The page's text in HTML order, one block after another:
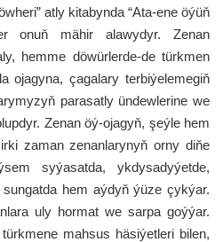
atly kitabynda “Ata-ene öýüň
onuň mähir alawydyr. Zenan
hemme döwürlerde-de türkmen
ojagyna, çagalary terbiýelemegiň
parasatly ündewlerine we
Zenan öý-ojagyň, şeýle hem
zaman zenanlarynyň orny diňe
syýasatda, ykdysadyýetde,
hem aýdyň ýüze çykýar.
uly hormat we sarpa goýýar.
mahsus häsiýetleri bilen,